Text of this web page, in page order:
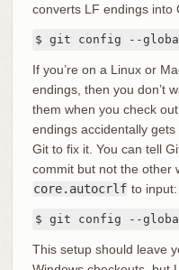
converts LF endings into
$ git config --
If you’re on a Linux or
endings, then you don’t
them when you check
endings accidentally
Git to fix it. You can tell
commit but not the other
core.autocrlf to input:
$ git config --
This setup should leave